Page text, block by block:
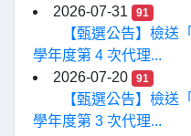
2026-07-31
91
【甄選公告】檢送
學年度第 4 次代理...
2026-07-20
91
【甄選公告】檢送
學年度第 3 次代理...